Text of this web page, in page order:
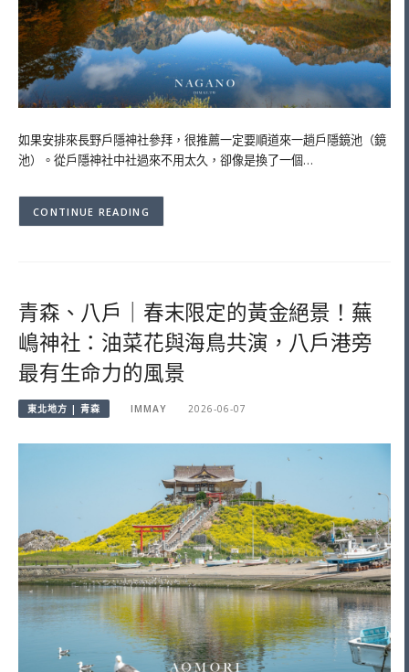
如果安排來長野戶隱神社參拜，很推薦一定要順道來一趟戶隱鏡池（鏡
池）。從戶隱神社中社過來不用太久，卻像是換了一個…
CONTINUE READING
青森、八戶｜春末限定的黃金絕景！蕪
嶋神社：油菜花與海鳥共演，八戶港旁
最有生命力的風景
東北地方 | 青森 IMMAY 2026-06-07